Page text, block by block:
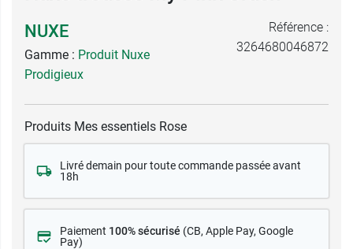
NUXE
Gamme : Produit Nuxe
Prodigieux
Référence :
3264680046872
Produits Mes essentiels Rose
Livré demain pour toute commande passée avant
18h
Paiement 100% sécurisé (CB, Apple Pay, Google
Pay)